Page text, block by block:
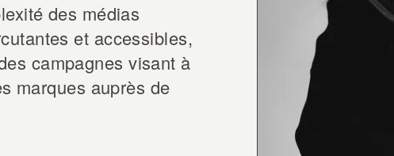
des médias
et accessibles,
campagnes visant à
marques auprès de